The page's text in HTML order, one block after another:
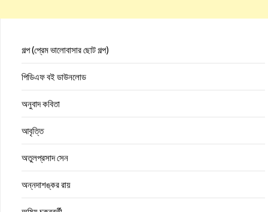
গল্প (প্রেম ভালোবাসার ছোট গল্প)
পিডিএফ বই ডাউনলোড
অনুবাদ কবিতা
আবৃত্তি
অতুলপ্রসাদ সেন
অন্নদাশঙ্কর রায়